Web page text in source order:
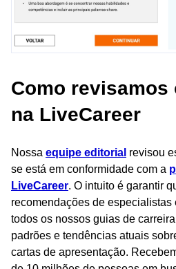
Como revisamos
na LiveCareer
Nossa equipe editorial revisou
se está em conformidade com a
LiveCareer. O intuito é garantir
recomendações de
todos os nossos guias de
padrões e tendências atuais
cartas de apresentação.